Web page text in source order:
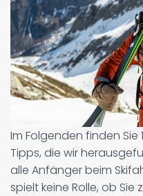
Im Folgenden finden
Tipps, die wir
alle Anfänger beim
spielt keine Rolle, ob Sie